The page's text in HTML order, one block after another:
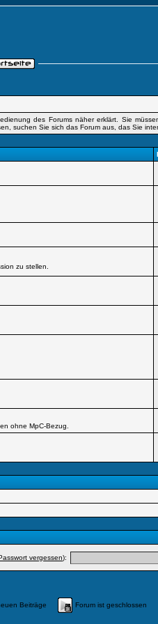
des Forums näher erklärt. Sie
suchen Sie sich das Forum aus, das Sie
zu stellen.
ohne MpC-Bezug.
vergessen):
Beiträge Forum ist geschlossen